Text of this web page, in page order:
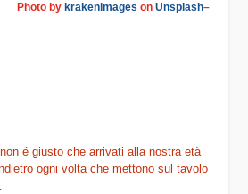
Photo by krakenimages onUnsplash–
é giusto che arrivati alla nostra età
ogni volta che mettono sul tavolo